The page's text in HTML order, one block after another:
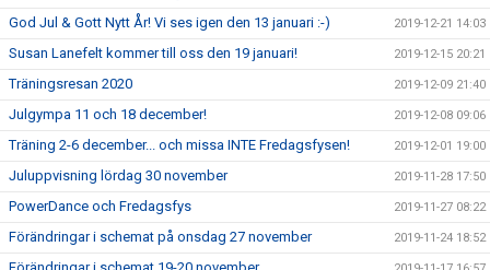
God Jul & Gott Nytt År! Vi ses igen den 13 januari :-) 2019-12-21 14:03
Susan Lanefelt kommer till oss den 19 januari! 2019-12-15 20:21
Träningsresan 2020 2019-12-09 21:40
Julgympa 11 och 18 december! 2019-12-08 09:06
Träning 2-6 december... och missa INTE Fredagsfysen! 2019-12-01 19:00
Juluppvisning lördag 30 november 2019-11-28 17:50
PowerDance och Fredagsfys 2019-11-27 08:22
Förändringar i schemat på onsdag 27 november 2019-11-24 18:52